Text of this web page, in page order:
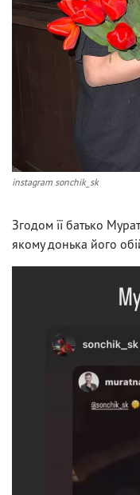
instagram sonchik_sk
Згодом її батько
якому донька його